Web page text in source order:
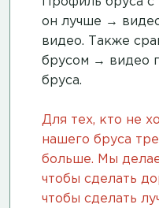
он лучше →
видео. Также
брусом → видео
бруса.
Для тех, кто не
нашего бруса
больше. Мы
чтобы сделать
чтобы сделать